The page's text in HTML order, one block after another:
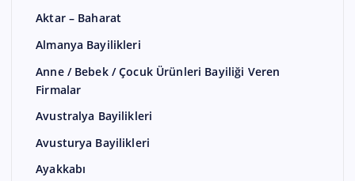
Aktar – Baharat
Almanya Bayilikleri
Anne / Bebek / Çocuk Ürünleri Bayiliği Veren
Firmalar
Avustralya Bayilikleri
Avusturya Bayilikleri
Ayakkabı